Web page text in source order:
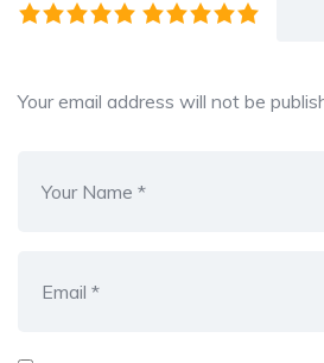
Your email address will not be